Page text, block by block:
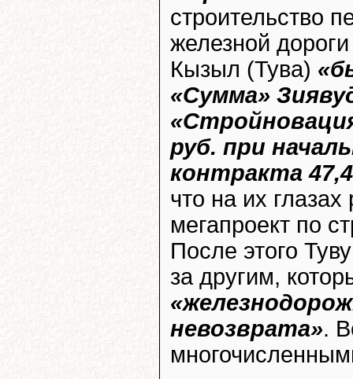
строительство
железной
Кызыл (Тува)
«Сумма»
руб. при
контракта
что на их
мегапроект по
После этого
за другим,
невозврата».